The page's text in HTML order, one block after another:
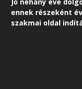
ennek részeként é
szakmai oldal